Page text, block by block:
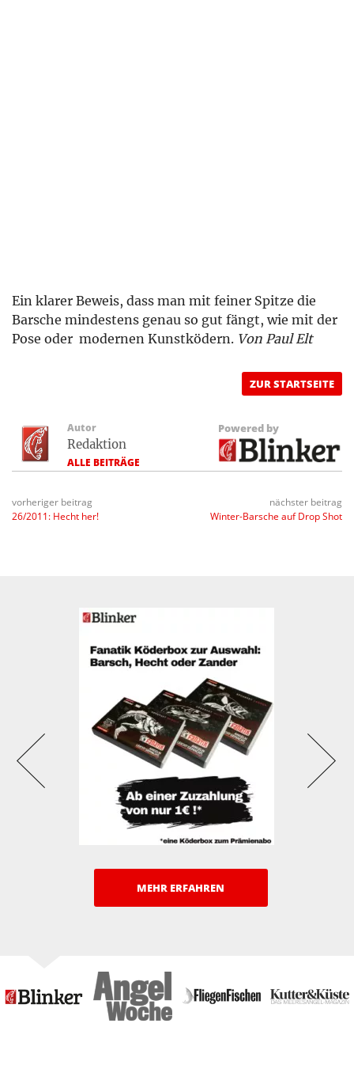
Ein klarer Beweis, dass man mit feiner Spitze die
Barsche mindestens genau so gut fängt, wie mit der
Pose oder modernen Kunstködern. Von Paul Elt
ZUR STARTSEITE
Autor
Redaktion
ALLE BEITRÄGE
Powered by
vorheriger beitrag
26/2011: Hecht her!
nächster beitrag
Winter-Barsche auf Drop Shot
MEHR ERFAHREN